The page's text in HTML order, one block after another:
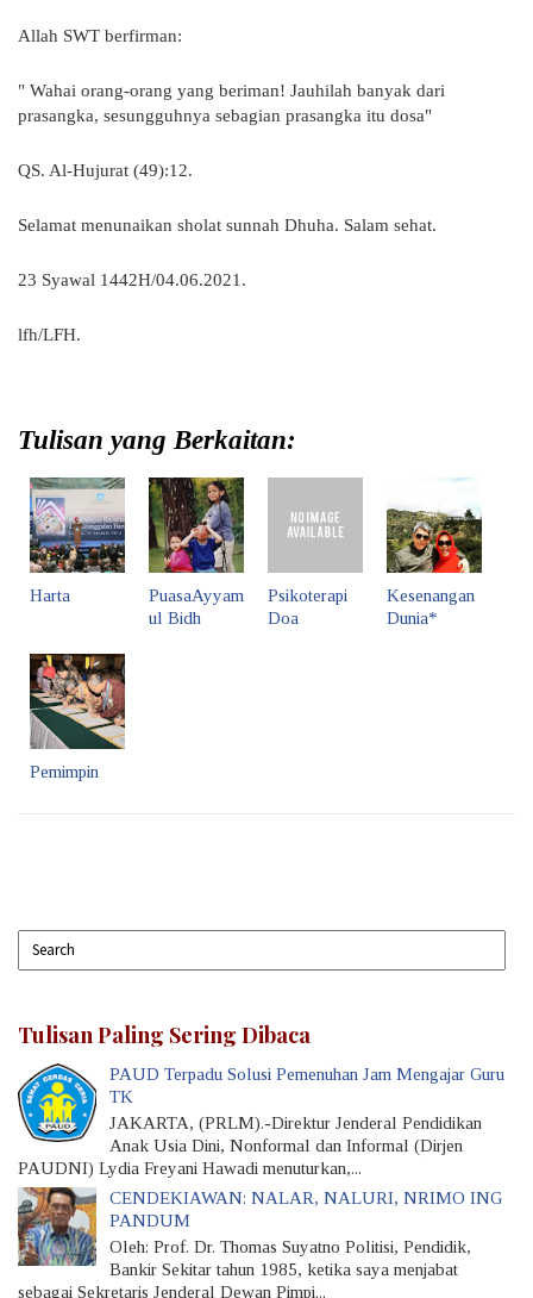
Allah SWT berfirman:
" Wahai orang-orang yang beriman! Jauhilah banyak dari
prasangka, sesungguhnya sebagian prasangka itu dosa"
QS. Al-Hujurat (49):12.
Selamat menunaikan sholat sunnah Dhuha. Salam sehat.
23 Syawal 1442H/04.06.2021.
lfh/LFH.
Tulisan yang Berkaitan:
Harta
PuasaAyyam
ul Bidh
Psikoterapi
Doa
Kesenangan
Dunia*
Pemimpin
Tulisan Paling Sering Dibaca
PAUD Terpadu Solusi Pemenuhan Jam Mengajar Guru
TK
JAKARTA, (PRLM).-Direktur Jenderal Pendidikan
Anak Usia Dini, Nonformal dan Informal (Dirjen
PAUDNI) Lydia Freyani Hawadi menuturkan,...
CENDEKIAWAN: NALAR, NALURI, NRIMO ING
PANDUM
Oleh: Prof. Dr. Thomas Suyatno Politisi, Pendidik,
Bankir Sekitar tahun 1985, ketika saya menjabat
sebagai Sekretaris Jenderal Dewan Pimpi...